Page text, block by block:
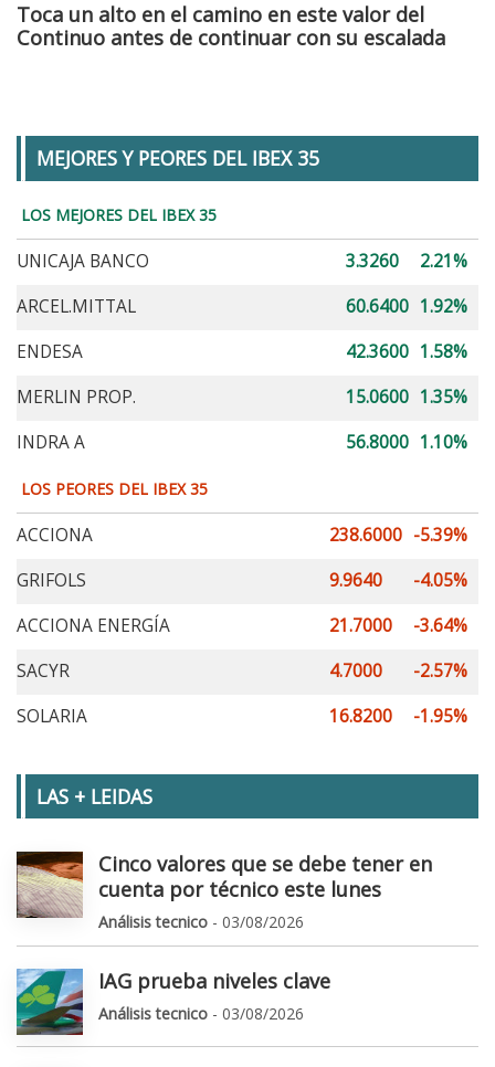
Toca un alto en el camino en este valor del
Continuo antes de continuar con su escalada
MEJORES Y PEORES DEL IBEX 35
LOS MEJORES DEL IBEX 35
UNICAJA BANCO 3.3260
2.21%
ARCEL.MITTAL
60.6400 1.92%
ENDESA
42.3600 1.58%
MERLIN PROP.
15.0600 1.35%
INDRA A
56.8000 1.10%
LOS PEORES DEL IBEX 35
ACCIONA 238.6000 -5.39%
GRIFOLS
9.9640
-4.05%
ACCIONA ENERGÍA
21.7000
-3.64%
SACYR
4.7000
-2.57%
SOLARIA
16.8200 -1.95%
LAS + LEIDAS
Cinco valores que se debe tener en
cuenta por técnico este lunes
Análisis tecnico - 03/08/2026
IAG prueba niveles clave
Análisis tecnico - 03/08/2026